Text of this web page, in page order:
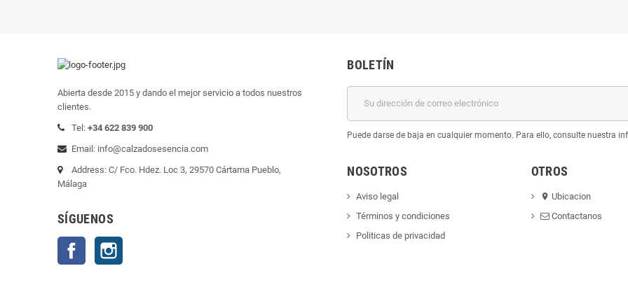
Abierta desde 2015 y dando el mejor servicio a todos nuestros
clientes.
Tel: +34 622 839 900
Email: info@calzadosesencia.com
Address: C/ Fco. Hdez. Loc 3, 29570 Cártama Pueblo,
Málaga
SÍGUENOS
Facebook
BOLETÍN
Puede darse de baja en cualquier momento. Para ello, consulte nuestra
NOSOTROS
Aviso legal
Términos y condiciones
Politicas de privacidad
OTROS
location_on Ubicacion
Contactanos